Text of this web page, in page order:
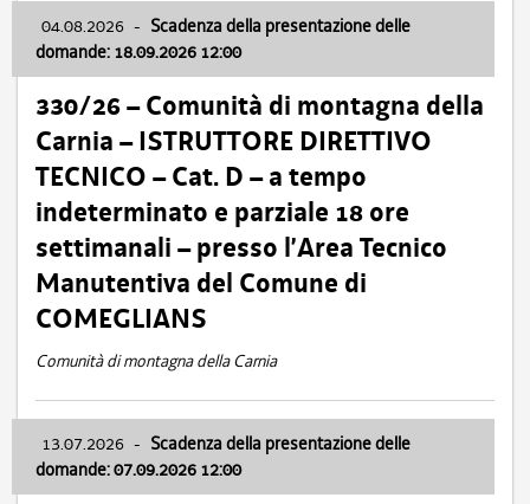
04.08.2026 - Scadenza della presentazione delle
domande: 18.09.2026 12:00
330/26 – Comunità di montagna della
Carnia – ISTRUTTORE DIRETTIVO
TECNICO – Cat. D – a tempo
indeterminato e parziale 18 ore
settimanali – presso l’Area Tecnico
Manutentiva del Comune di
COMEGLIANS
Comunità di montagna della Carnia
13.07.2026 - Scadenza della presentazione delle
domande: 07.09.2026 12:00